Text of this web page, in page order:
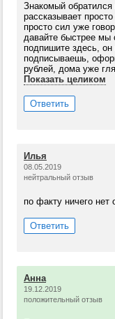
Знакомый обратился
рассказывает
просто сил уже
давайте быстрее мы
подпишите здесь, он
подписываешь,
рублей, дома уже
Показать целиком
Ответить
Илья
08.05.2019
нейтральный отзыв
по факту ничего
Ответить
Анна
19.12.2019
положительный отзыв